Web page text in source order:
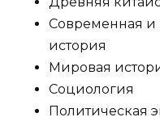
Современная и
история
Мировая
Социология
Политическая